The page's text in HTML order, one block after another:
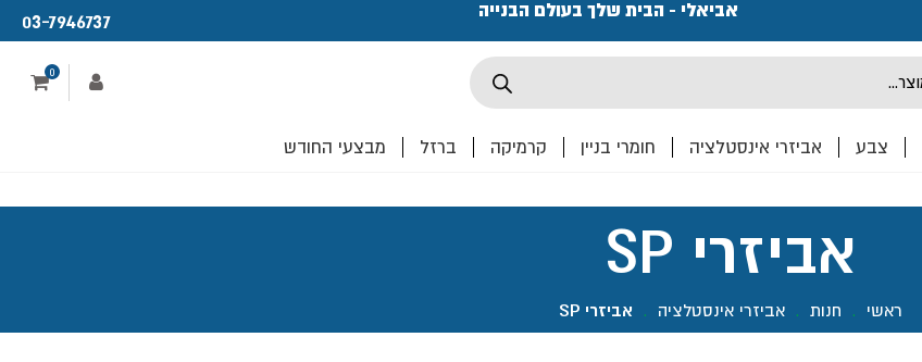
אביאלי - הבית שלך בעולם הבנייה 03-7946737
0
צבע אביזרי אינסטלציה חומרי בניין קרמיקה ברזל מבצעי החודש
אביזרי SP
ראשי . חנות . אביזרי אינסטלציה . אביזרי SP